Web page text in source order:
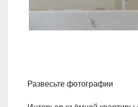
Развесьте фотографии